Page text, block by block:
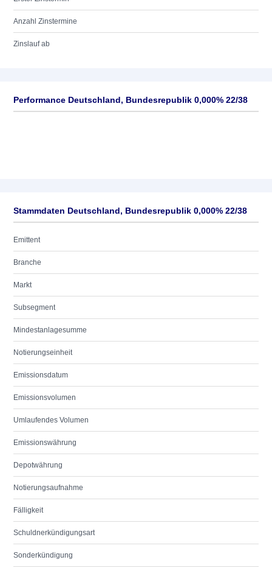
Anzahl Zinstermine
Zinslauf ab
Performance Deutschland, Bundesrepublik 0,000% 22/38
Stammdaten Deutschland, Bundesrepublik 0,000% 22/38
Emittent
Branche
Markt
Subsegment
Mindestanlagesumme
Notierungseinheit
Emissionsdatum
Emissionsvolumen
Umlaufendes Volumen
Emissionswährung
Depotwährung
Notierungsaufnahme
Fälligkeit
Schuldnerkündigungsart
Sonderkündigung